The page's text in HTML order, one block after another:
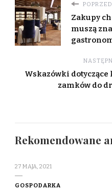
Zakupy
muszą
Wskazówki
zamków do
Rekomendowane
27 MAJA, 2021
GOSPODARKA